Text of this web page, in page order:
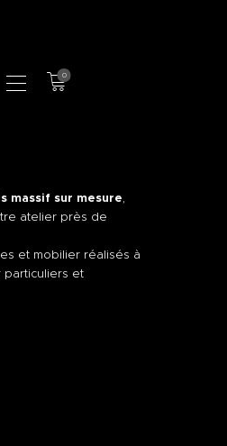
0
massif sur mesure,
atelier près de
et mobilier réalisés à
particuliers et